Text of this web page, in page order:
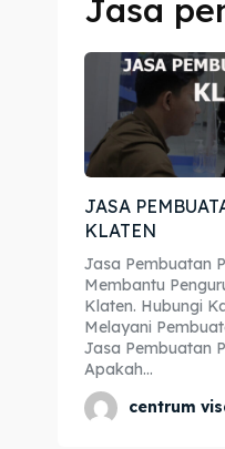
Jasa
JASA
KLATEN
Jasa Pembuatan
Membantu
Klaten. Hubungi
Melayani
Jasa Pembuatan
Apakah...
centrum